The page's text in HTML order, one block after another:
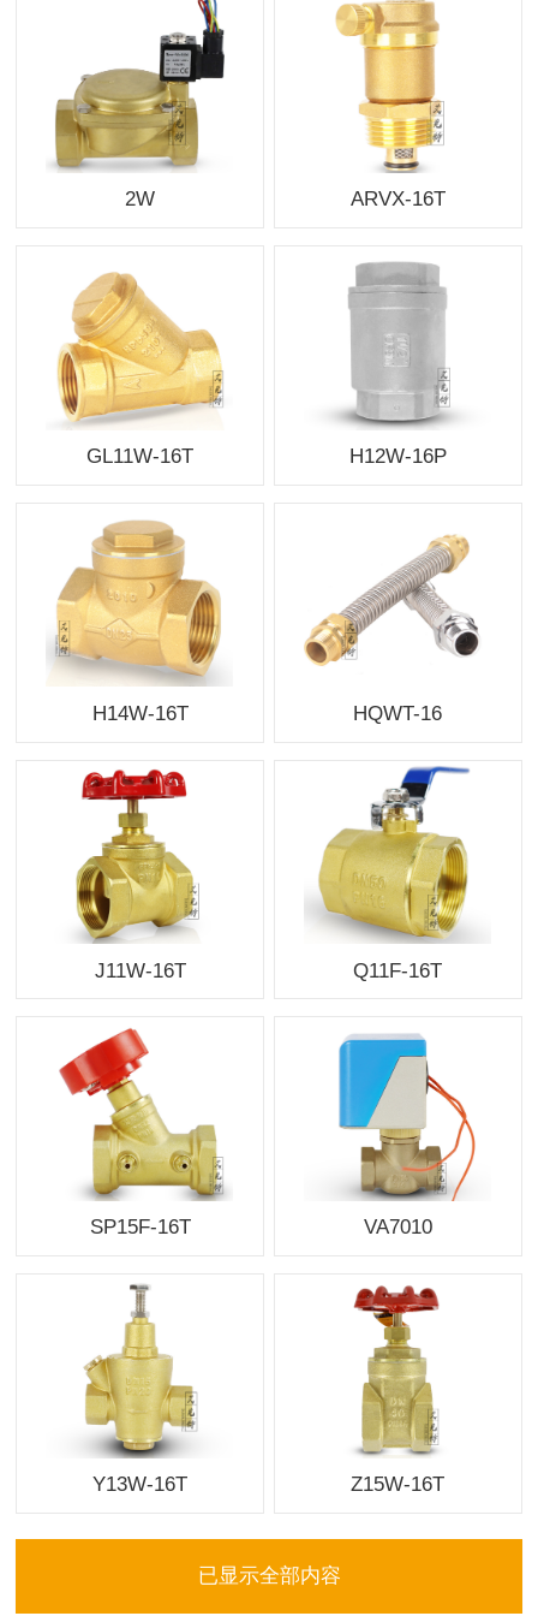
2W ARVX-16T
GL11W-16T H12W-16P
H14W-16T HQWT-16
J11W-16T Q11F-16T
SP15F-16T VA7010
Y13W-16T Z15W-16T
已显示全部内容